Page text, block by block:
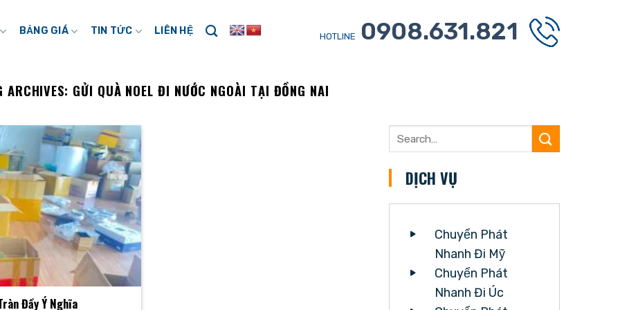
BẢNG GIÁ TIN TỨC LIÊN HỆ HOTLINE 0908.631.821
ARCHIVES: GỬI QUÀ NOEL ĐI NƯỚC NGOÀI TẠI ĐỒNG NAI
Đầy Ý Nghĩa
DỊCH VỤ
Chuyển Phát
Nhanh Đi Mỹ
Chuyển Phát
Nhanh Đi Úc